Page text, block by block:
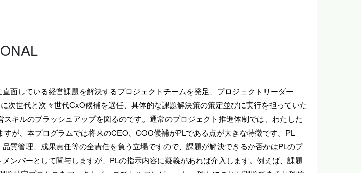
面している経営課題を解決するプロジェクトチームを発足、プロジェクトリーダー
次世代と次々世代CxO候補を選任、具体的な課題解決策の策定並びに実行を担っていた
キルのブラッシュアップを図るのです。通常のプロジェクト推進体制では、わたした
が、本プログラムでは将来のCEO、COO候補がPLである点が大きな特徴です。PL
質管理、成果責任等の全責任を負う立場ですので、課題が解決できるか否かはPLのプ
ンバーとして関与しますが、PLの指示内容に疑義があれば介入します。例えば、課題